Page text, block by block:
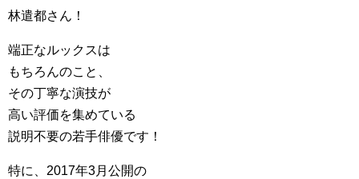
林遣都さん！
端正なルックスは
もちろんのこと、
その丁寧な演技が
高い評価を集めている
説明不要の若手俳優です！
特に、2017年3月公開の